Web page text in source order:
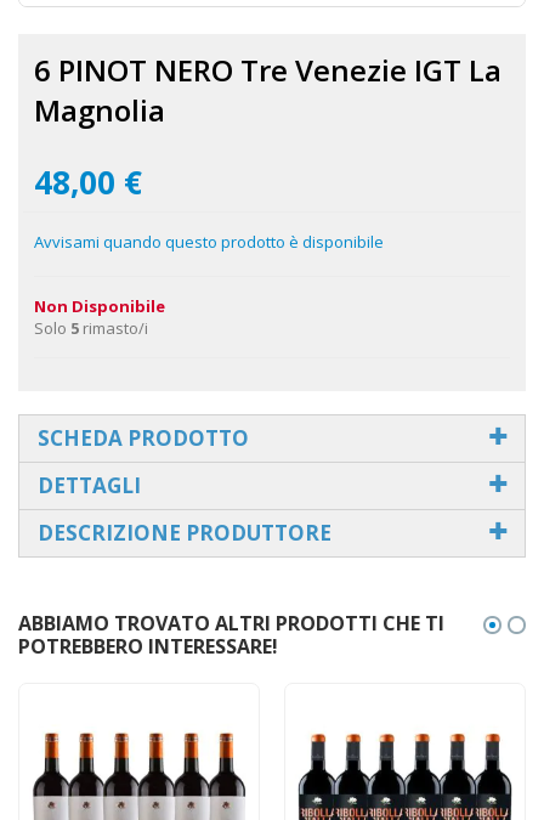
della
galleria
immagini
6 PINOT NERO Tre Venezie IGT La
Magnolia
48,00 €
Avvisami quando questo prodotto è disponibile
Non Disponibile
Solo 5rimasto/i
SCHEDA PRODOTTO
DETTAGLI
DESCRIZIONE PRODUTTORE
ABBIAMO TROVATO ALTRI PRODOTTI CHE TI
POTREBBERO INTERESSARE!